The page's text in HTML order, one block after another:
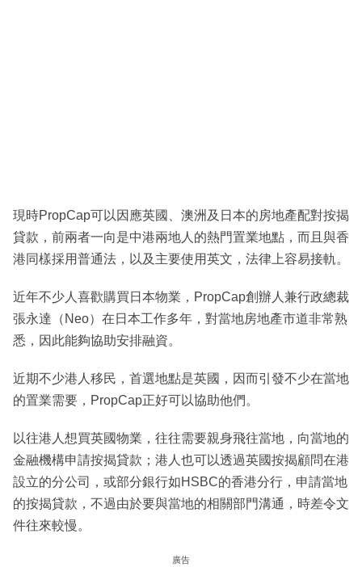
現時PropCap可以因應英國、澳洲及日本的房地產配對按揭
貸款，前兩者一向是中港兩地人的熱門置業地點，而且與香
港同樣採用普通法，以及主要使用英文，法律上容易接軌。
近年不少人喜歡購買日本物業，PropCap創辦人兼行政總裁
張永達（Neo）在日本工作多年，對當地房地產市道非常熟
悉，因此能夠協助安排融資。
近期不少港人移民，首選地點是英國，因而引發不少在當地
的置業需要，PropCap正好可以協助他們。
以往港人想買英國物業，往往需要親身飛往當地，向當地的
金融機構申請按揭貸款；港人也可以透過英國按揭顧問在港
設立的分公司，或部分銀行如HSBC的香港分行，申請當地
的按揭貸款，不過由於要與當地的相關部門溝通，時差令文
件往來較慢。
廣告